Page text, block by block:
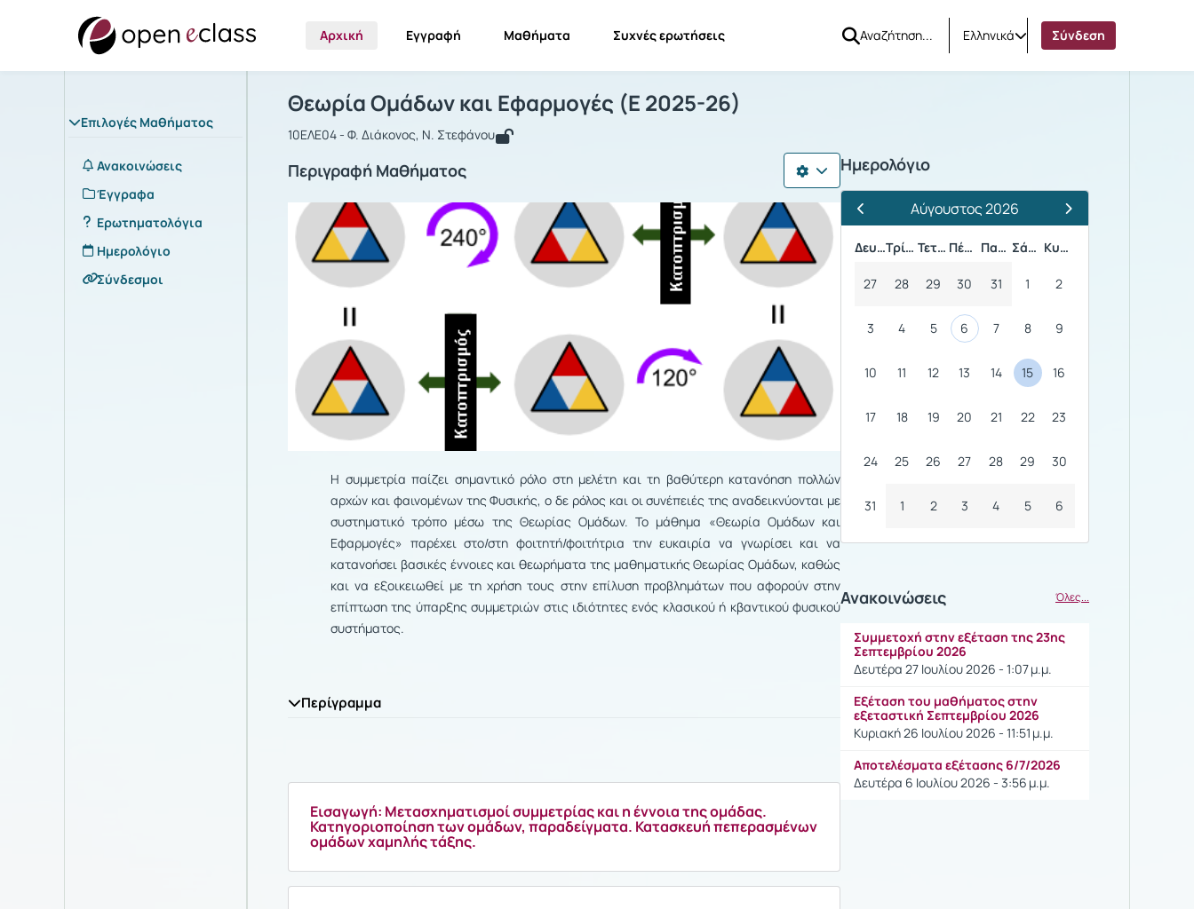
Αρχική Εγγραφή Μαθήματα Συχνές ερωτήσεις Ελληνικά Σύνδεση
Επιλογές Μαθήματος
Ανακοινώσεις
Έγγραφα
Ερωτηματολόγια
Ημερολόγιο
Σύνδεσμοι
Μάθημα : Θεωρία Ομάδων και Εφαρμογές
Θεωρία Ομάδων και Εφαρμογές (Ε 2025-26)
10ΕΛΕ04 - Φ. Διάκονος, Ν. Στεφάνου
Περιγραφή Μαθήματος
Η συμμετρία παίζει σημαντικό ρόλο στη μελέτη και τη βαθύτερη κατανόηση πολλών
αρχών και φαινομένων της Φυσικής, ο δε ρόλος και οι συνέπειές της αναδεικνύονται με
συστηματικό τρόπο μέσω της Θεωρίας Ομάδων. Το μάθημα «Θεωρία Ομάδων και
Εφαρμογές» παρέχει στο/στη φοιτητή/φοιτήτρια την ευκαιρία να γνωρίσει και να
κατανοήσει βασικές έννοιες και θεωρήματα της μαθηματικής Θεωρίας Ομάδων, καθώς
και να εξοικειωθεί με τη χρήση τους στην επίλυση προβλημάτων που αφορούν στην
επίπτωση της ύπαρξης συμμετριών στις ιδιότητες ενός κλασικού ή κβαντικού φυσικού
συστήματος.
Περίγραμμα
Εισαγωγή: Μετασχηματισμοί συμμετρίας και η έννοια της ομάδας.
Κατηγοριοποίηση των ομάδων, παραδείγματα. Κατασκευή πεπερασμένων
ομάδων χαμηλής τάξης.
Ημερολόγιο
Προηγούμενος Μήνας
Αύγουστος 2026
Επόμενος Μήνας
Δευτέρα
Τρίτη Τετάρτη Πέμπτη Παρασκευή Σάββατο Κυριακή
27 28 29 30 31 1 2
3 4 5 6 7 8 9
10 11 12 13 14 15 16
17 18 19 20 21 22 23
24 25 26 27 28 29 30
31 1 2 3 4 5 6
Ανακοινώσεις Όλες...
Συμμετοχή στην εξέταση της 23ης
Σεπτεμβρίου 2026
Δευτέρα 27 Ιουλίου 2026 - 1:07 μ.μ.
Εξέταση του μαθήματος στην
εξεταστική Σεπτεμβρίου 2026
Κυριακή 26 Ιουλίου 2026 - 11:51 μ.μ.
Αποτελέσματα εξέτασης 6/7/2026
Δευτέρα 6 Ιουλίου 2026 - 3:56 μ.μ.